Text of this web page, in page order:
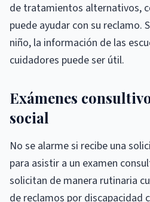
de tratamientos alternativos,
puede ayudar con su reclamo.
niño, la información de las
cuidadores puede ser útil.
Exámenes
social
No se alarme si recibe una
para asistir a un examen
solicitan de manera rutinaria
de reclamos por discapacidad